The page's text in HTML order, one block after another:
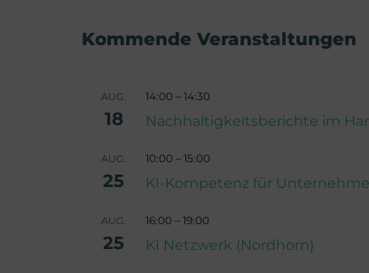
Kommende Veranstaltungen
AUG.
18
14:00 – 14:30
Nachhaltigkeitsberichte im
AUG.
25
10:00 – 15:00
KI-Kompetenz für
AUG.
25
16:00 – 19:00
KI Netzwerk (Nordhorn)